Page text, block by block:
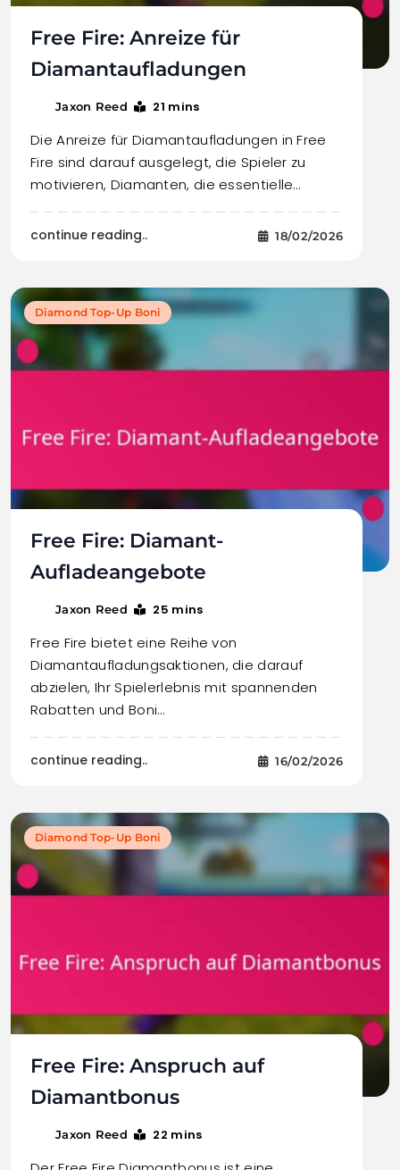
Free Fire: Anreize für
Diamantaufladungen
Jaxon Reed 21 mins
Die Anreize für Diamantaufladungen in Free
Fire sind darauf ausgelegt, die Spieler zu
motivieren, Diamanten, die essentielle…
continue reading.. 18/02/2026
Diamond Top-Up Boni
Free Fire: Diamant-
Aufladeangebote
Jaxon Reed 25 mins
Free Fire bietet eine Reihe von
Diamantaufladungsaktionen, die darauf
abzielen, Ihr Spielerlebnis mit spannenden
Rabatten und Boni…
continue reading.. 16/02/2026
Diamond Top-Up Boni
Free Fire: Anspruch auf
Diamantbonus
Jaxon Reed 22 mins